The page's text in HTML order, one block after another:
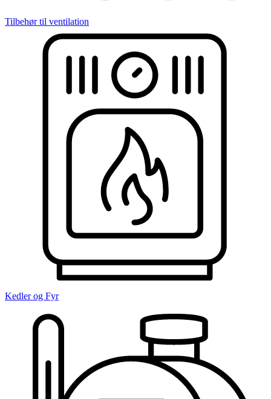
Tilbehør til ventilation
Kedler og Fyr